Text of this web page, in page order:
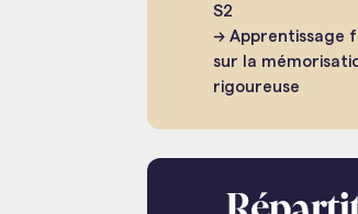
S2
→ Apprentissage
sur la
rigoureuse